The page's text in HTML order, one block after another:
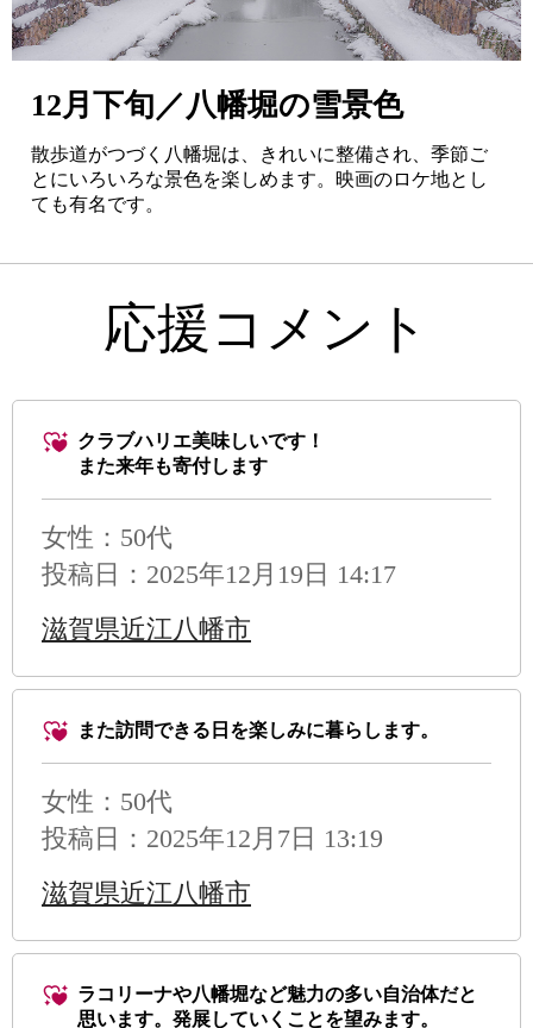
12月下旬／八幡堀の雪景色
散歩道がつづく八幡堀は、きれいに整備され、季節ご
とにいろいろな景色を楽しめます。映画のロケ地とし
ても有名です。
応援コメント
クラブハリエ美味しいです！
また来年も寄付します
女性：50代
投稿日：2025年12月19日 14:17
滋賀県近江八幡市
また訪問できる日を楽しみに暮らします。
女性：50代
投稿日：2025年12月7日 13:19
滋賀県近江八幡市
ラコリーナや八幡堀など魅力の多い自治体だと
思います。発展していくことを望みます。